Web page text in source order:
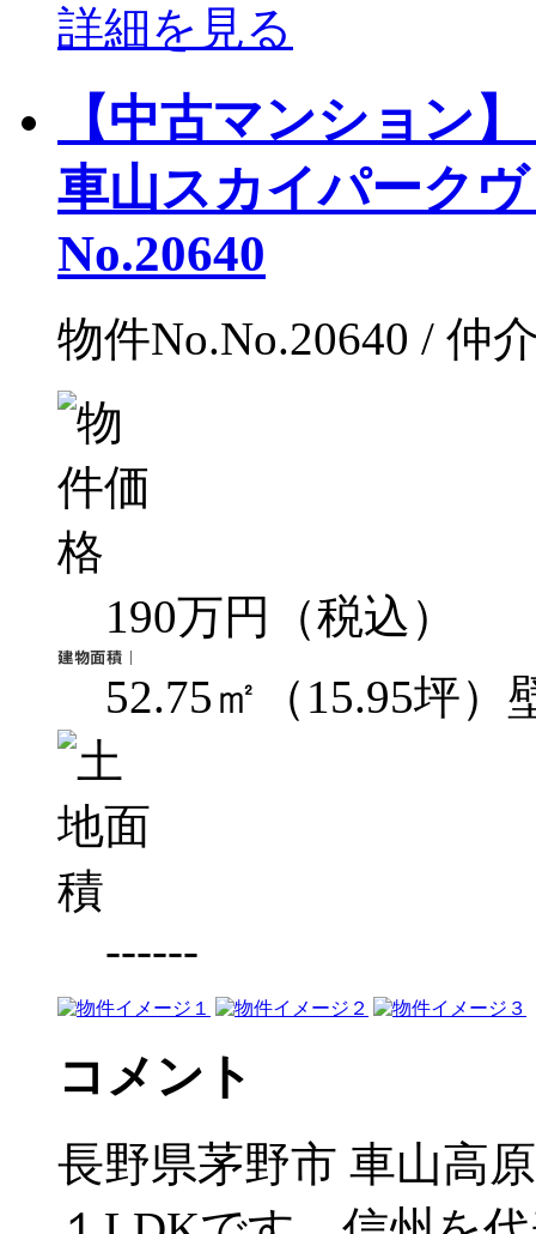
詳細を見る
【中古マンション
車山スカイパーク
No.20640
物件No.No.20640 / 仲
190万円（税込）
52.75㎡（15.95坪）
------
コメント
長野県茅野市 車山高